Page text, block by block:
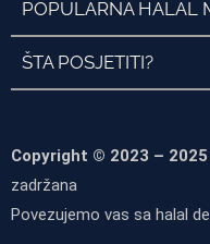
POPULARNA HALAL
ŠTA POSJETITI?
Copyright © 2023 –
zadržana
Povezujemo vas sa halal